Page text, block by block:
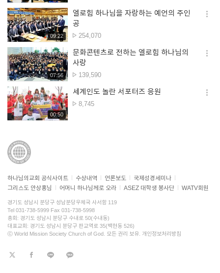
재생시간
09:22
엘로힘 하나님을 자랑하는 예언의 주인
공
조회수
254,070
옵션
재생시간
07:56
문화콘텐츠로 전하는 엘로힘 하나님의
사랑
조회수
139,590
옵션
재생시간
00:50
세계인도 놀란 서포터즈 응원
조회수
8,745
옵션
하나님의교회 공식사이트 수상내역 언론보도
국제성경세미나
그리스도 안상홍님
어머니 하나님께로 오라 ASEZ 대학생 봉사단 WATV회원
경기도 성남시 분당구 성남분당우체국 사서함 119
Tel 031-738-5999 Fax 031-738-5998
총회: 경기도 성남시 분당구 수내로 50(수내동)
대표교회: 경기도 성남시 분당구 판교역로 35(백현동 526)
ⓒ World Mission Society Church of God. 모든 권리 보유. 개인정보처리방침
트위터 페이스북라인 KaKao